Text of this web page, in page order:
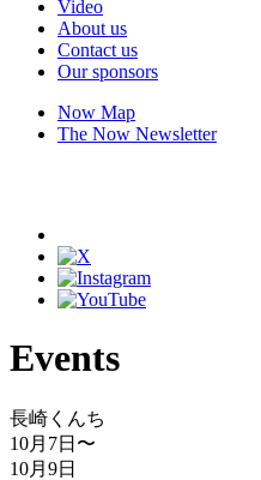
Video
About us
Contact us
Our sponsors
Now Map
The Now Newsletter
Events
長崎くんち
10月7日 〜
10月9日